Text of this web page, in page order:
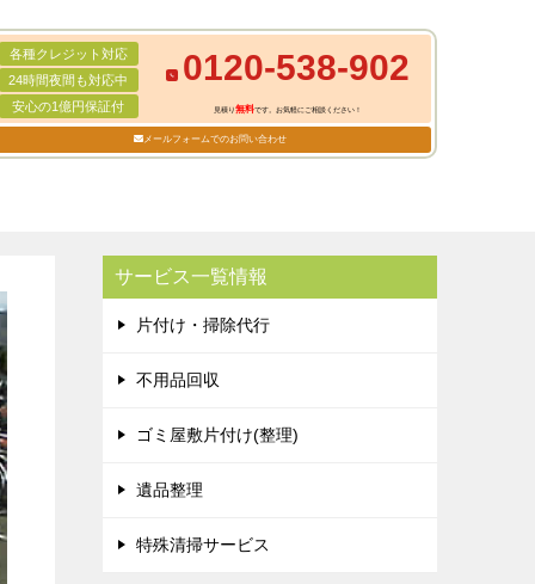
各種クレジット対応
24時間夜間も対応中
安心の1億円保証付
0120-538-902
見積り無料です。お気軽にご相談ください！
メールフォームでのお問い合わせ
サービス一覧情報
片付け・掃除代行
不用品回収
ゴミ屋敷片付け(整理)
遺品整理
特殊清掃サービス